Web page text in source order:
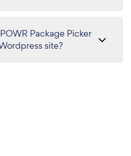
Package Picker
site?